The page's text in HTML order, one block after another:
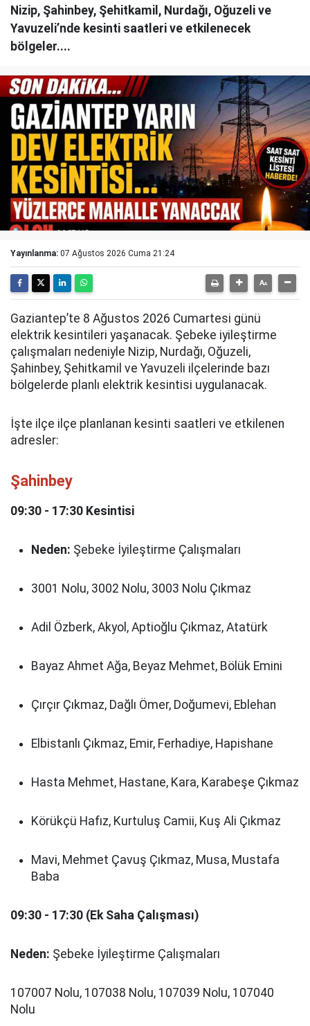
Nizip, Şahinbey, Şehitkamil, Nurdağı, Oğuzeli ve
Yavuzeli’nde kesinti saatleri ve etkilenecek
bölgeler....
Yayınlanma: 07 Ağustos 2026 Cuma 21:24
Gaziantep’te 8 Ağustos 2026 Cumartesi günü
elektrik kesintileri yaşanacak. Şebeke iyileştirme
çalışmaları nedeniyle Nizip, Nurdağı, Oğuzeli,
Şahinbey, Şehitkamil ve Yavuzeli ilçelerinde bazı
bölgelerde planlı elektrik kesintisi uygulanacak.
İşte ilçe ilçe planlanan kesinti saatleri ve etkilenen
adresler:
Şahinbey
09:30 - 17:30 Kesintisi
Neden: Şebeke İyileştirme Çalışmaları
3001 Nolu, 3002 Nolu, 3003 Nolu Çıkmaz
Adil Özberk, Akyol, Aptioğlu Çıkmaz, Atatürk
Bayaz Ahmet Ağa, Beyaz Mehmet, Bölük Emini
Çırçır Çıkmaz, Dağlı Ömer, Doğumevi, Eblehan
Elbistanlı Çıkmaz, Emir, Ferhadiye, Hapishane
Hasta Mehmet, Hastane, Kara, Karabeşe Çıkmaz
Körükçü Hafız, Kurtuluş Camii, Kuş Ali Çıkmaz
Mavi, Mehmet Çavuş Çıkmaz, Musa, Mustafa
Baba
09:30 - 17:30 (Ek Saha Çalışması)
Neden: Şebeke İyileştirme Çalışmaları
107007 Nolu, 107038 Nolu, 107039 Nolu, 107040
Nolu